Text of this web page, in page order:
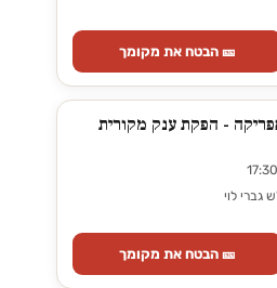
🎫 הבטח את מקומך
- הפקת ענק מקורית
גברי לוי
🎫 הבטח את מקומך